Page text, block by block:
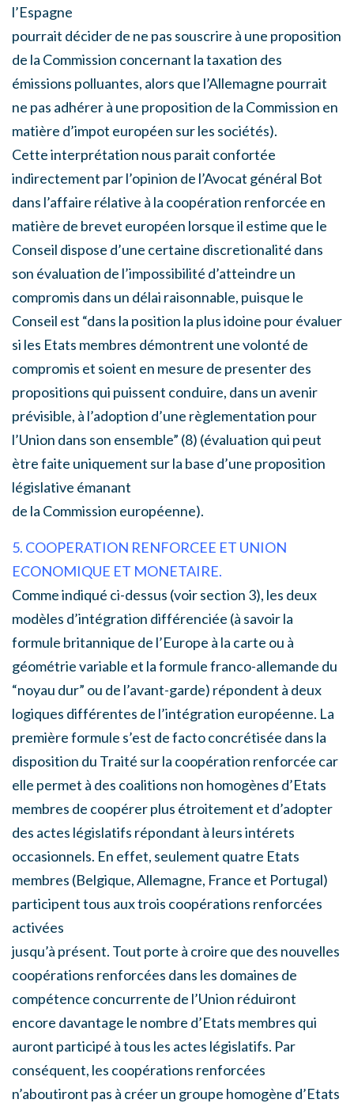
l’Espagne
pourrait décider de ne pas souscrire à une proposition
de la Commission concernant la taxation des
émissions polluantes, alors que l’Allemagne pourrait
ne pas adhérer à une proposition de la Commission en
matière d’impot européen sur les sociétés).
Cette interprétation nous parait confortée
indirectement par l’opinion de l’Avocat général Bot
dans l’affaire rélative à la coopération renforcée en
matière de brevet européen lorsque il estime que le
Conseil dispose d’une certaine discretionalité dans
son évaluation de l’impossibilité d’atteindre un
compromis dans un délai raisonnable, puisque le
Conseil est “dans la position la plus idoine pour évaluer
si les Etats membres démontrent une volonté de
compromis et soient en mesure de presenter des
propositions qui puissent conduire, dans un avenir
prévisible, à l’adoption d’une règlementation pour
l’Union dans son ensemble” (8) (évaluation qui peut
ètre faite uniquement sur la base d’une proposition
législative émanant
de la Commission européenne).
5. COOPERATION RENFORCEE ET UNION
ECONOMIQUE ET MONETAIRE.
Comme indiqué ci-dessus (voir section 3), les deux
modèles d’intégration différenciée (à savoir la
formule britannique de l’Europe à la carte ou à
géométrie variable et la formule franco-allemande du
“noyau dur” ou de l’avant-garde) répondent à deux
logiques différentes de l’intégration européenne. La
première formule s’est de facto concrétisée dans la
disposition du Traité sur la coopération renforcée car
elle permet à des coalitions non homogènes d’Etats
membres de coopérer plus étroitement et d’adopter
des actes législatifs répondant à leurs intérets
occasionnels. En effet, seulement quatre Etats
membres (Belgique, Allemagne, France et Portugal)
participent tous aux trois coopérations renforcées
activées
jusqu’à présent. Tout porte à croire que des nouvelles
coopérations renforcées dans les domaines de
compétence concurrente de l’Union réduiront
encore davantage le nombre d’Etats membres qui
auront participé à tous les actes législatifs. Par
conséquent, les coopérations renforcées
n’aboutiront pas à créer un groupe homogène d’Etats